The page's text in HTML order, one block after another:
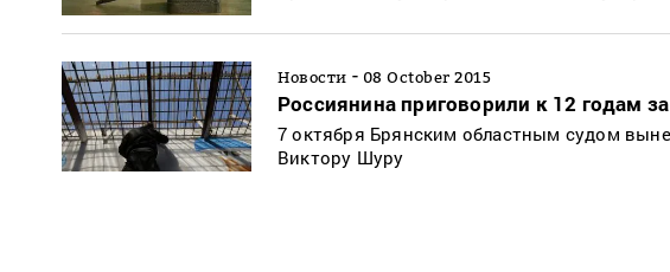
Новости - 08 October 2015
Россиянина приговорили к 12 годам
7 октября Брянским областным судом
Виктору Шуру